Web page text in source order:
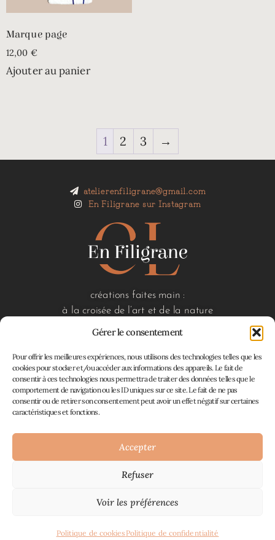
Gérer le consentement
Pour offrir les meilleures expériences, nous utilisons des technologies telles que les
cookies pour stocker et/ou accéder aux informations des appareils. Le fait de
consentir à ces technologies nous permettra de traiter des données telles que le
comportement de navigation ou les ID uniques sur ce site. Le fait de ne pas
consentir ou de retirer son consentement peut avoir un effet négatif sur certaines
caractéristiques et fonctions.
Accepter
Refuser
Voir les préférences
Politique de cookies Politique de confidentialité
Marque page
12,00 €
Ajouter au panier
1 2 3 →
atelierenfiligrane@gmail.com
En Filigrane sur Instagram
créations faites main :
à la croisée de l’art et de la nature
liens utiles
accueil
boutique
mon panier
Atelier En Filigrane © 2026
Mentions Légales | Plan du site
Politique de confidentialité
Politique de cookies